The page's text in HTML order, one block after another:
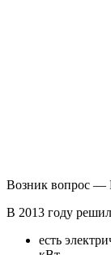
Возник вопрос —
В 2013 году
есть